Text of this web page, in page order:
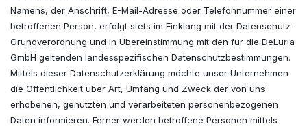
Namens, der Anschrift, E-Mail-Adresse oder Telefonnummer einer
betroffenen Person, erfolgt stets im Einklang mit der Datenschutz-
Grundverordnung und in Übereinstimmung mit den für die DeLuria
GmbH geltenden landesspezifischen Datenschutzbestimmungen.
Mittels dieser Datenschutzerklärung möchte unser Unternehmen
die Öffentlichkeit über Art, Umfang und Zweck der von uns
erhobenen, genutzten und verarbeiteten personenbezogenen
Daten informieren. Ferner werden betroffene Personen mittels